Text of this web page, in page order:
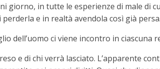
giorno, in tutte le esperienze di male di
e in realtà avendola così già persa.
dell’uomo ci viene incontro in ciascuna
e di chi verrà lasciato. L’apparente